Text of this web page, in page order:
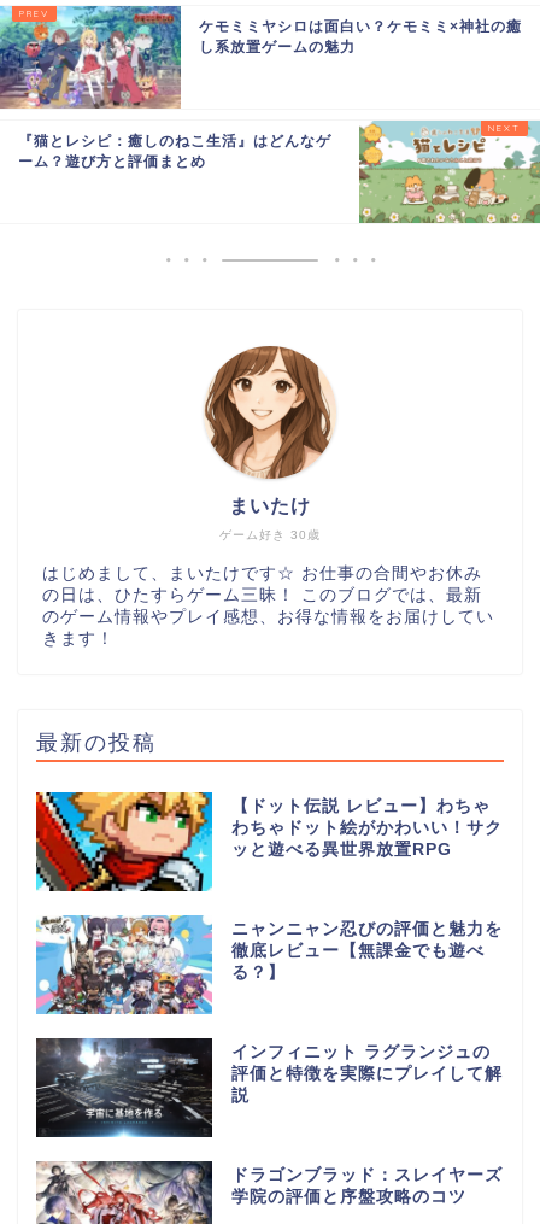
ケモミミヤシロは面白い？ケモミミ×神社の癒
し系放置ゲームの魅力
『猫とレシピ：癒しのねこ生活』はどんなゲ
ーム？遊び方と評価まとめ
ゲーム好き 30歳
まいたけ
はじめまして、まいたけです☆ お仕事の合間やお休み
の日は、ひたすらゲーム三昧！ このブログでは、最新
のゲーム情報やプレイ感想、お得な情報をお届けしてい
きます！
最新の投稿
【ドット伝説 レビュー】わちゃ
わちゃドット絵がかわいい！サク
ッと遊べる異世界放置RPG
ニャンニャン忍びの評価と魅力を
徹底レビュー【無課金でも遊べ
る？】
インフィニット ラグランジュの
評価と特徴を実際にプレイして解
説
ドラゴンブラッド：スレイヤーズ
学院の評価と序盤攻略のコツ